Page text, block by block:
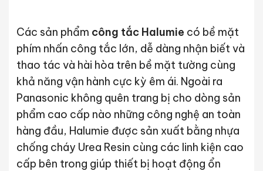
Các sản phẩm công tắc Halumie có bề mặt
phím nhấn công tắc lớn, dễ dàng nhận biết và
thao tác và hài hòa trên bề mặt tường cùng
khả năng vận hành cực kỳ êm ái. Ngoài ra
Panasonic không quên trang bị cho dòng sản
phẩm cao cấp nào những công nghệ an toàn
hàng đầu, Halumie được sản xuất bằng nhựa
chống cháy Urea Resin cùng các linh kiện cao
cấp bên trong giúp thiết bị hoạt động ổn